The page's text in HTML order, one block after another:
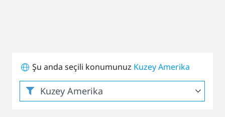
Şu anda seçili konumunuz Kuzey Amerika